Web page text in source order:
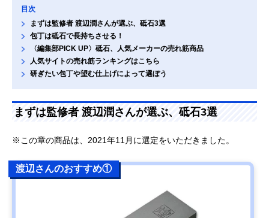
目次
まずは監修者 渡辺潤さんが選ぶ、砥石3選
包丁は砥石で長持ちさせる！
〈編集部PICK UP〉砥石、人気メーカーの売れ筋商品
人気サイトの売れ筋ランキングはこちら
研ぎたい包丁や望む仕上げによって選ぼう
まずは監修者 渡辺潤さんが選ぶ、砥石3選
※この章の商品は、2021年11月に選定をいただきました。
渡辺さんのおすすめ①